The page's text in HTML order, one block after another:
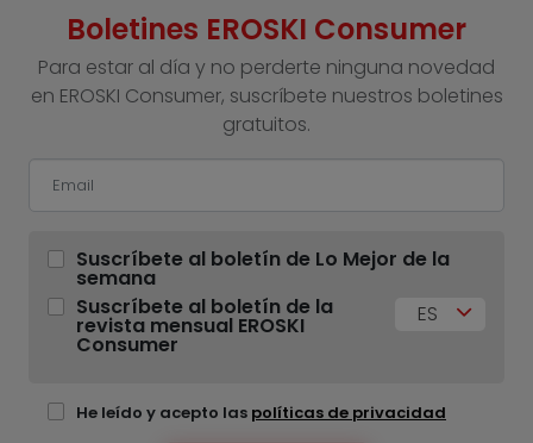
Boletines EROSKI Consumer
Para estar al día y no perderte ninguna novedad
en EROSKI Consumer, suscríbete nuestros boletines
gratuitos.
Suscríbete al boletín de Lo Mejor de la
semana
Suscríbete al boletín de la
revista mensual EROSKI
Consumer
ES
He leído y acepto las políticas de privacidad